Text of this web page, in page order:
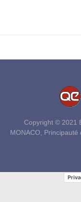
Copyright © 2021
MONACO,